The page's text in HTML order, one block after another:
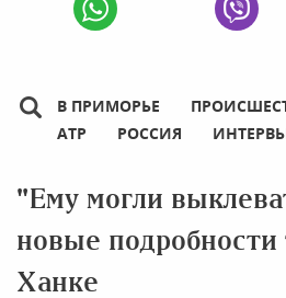
В ПРИМОРЬЕ
АТР
РОССИЯ
"Ему могли
новые подробности
Ханке